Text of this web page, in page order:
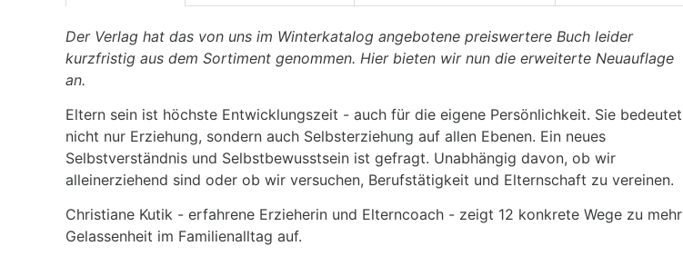
Der Verlag hat das von uns im Winterkatalog angebotene preiswertere Buch leider
kurzfristig aus dem Sortiment genommen. Hier bieten wir nun die erweiterte Neuauflage
an.
Eltern sein ist höchste Entwicklungszeit - auch für die eigene Persönlichkeit. Sie bedeutet
nicht nur Erziehung, sondern auch Selbsterziehung auf allen Ebenen. Ein neues
Selbstverständnis und Selbstbewusstsein ist gefragt. Unabhängig davon, ob wir
alleinerziehend sind oder ob wir versuchen, Berufstätigkeit und Elternschaft zu vereinen.
Christiane Kutik - erfahrene Erzieherin und Elterncoach - zeigt 12 konkrete Wege zu mehr
Gelassenheit im Familienalltag auf.